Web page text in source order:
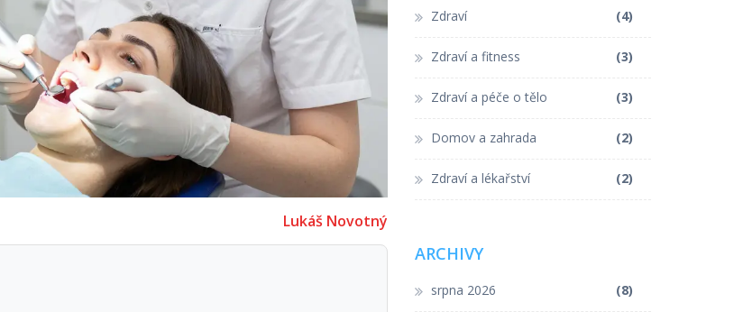
Lukáš Novotný
Zdraví (4)
Zdraví a fitness (3)
Zdraví a péče o tělo (3)
Domov a zahrada (2)
Zdraví a lékařství (2)
ARCHIVY
srpna 2026 (8)